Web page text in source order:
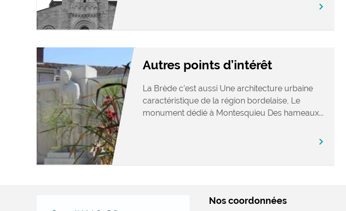
chevron_right
Autres points d’intérêt
La Brède c’est aussi Une architecture urbaine
caractéristique de la région bordelaise, Le
monument dédié à Montesquieu Des hameaux...
chevron_right
Nos coordonnées